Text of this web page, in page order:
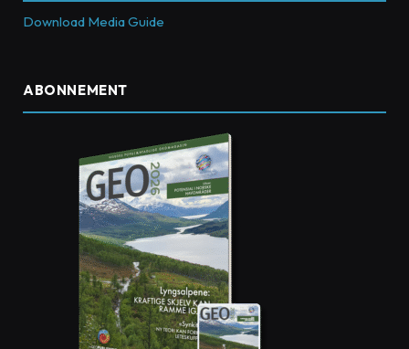
Download Media Guide
ABONNEMENT